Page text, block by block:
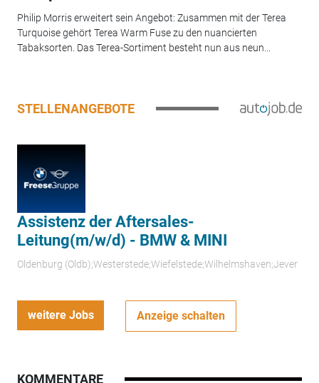
Philip Morris erweitert sein Angebot: Zusammen mit der Terea
Turquoise gehört Terea Warm Fuse zu den nuancierten
Tabaksorten. Das Terea-Sortiment besteht nun aus neun...
STELLENANGEBOTE
Assistenz der Aftersales-
Leitung(m/w/d) - BMW & MINI
Oldenburg (Oldb);Westerstede;Wiefelstede;Wilhelmshaven;Jever
weitere Jobs Anzeige schalten
KOMMENTARE